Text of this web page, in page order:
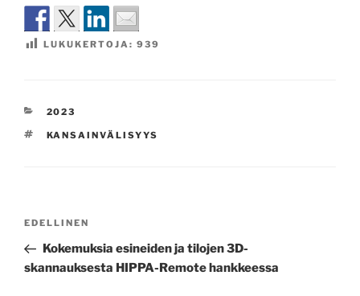
LUKUKERTOJA: 939
KATEGORIAT
2023
AVAINSANAT
KANSAINVÄLISYYS
Edellinen
artikkeli
EDELLINEN
Kokemuksia esineiden ja tilojen 3D-
skannauksesta HIPPA-Remote hankkeessa